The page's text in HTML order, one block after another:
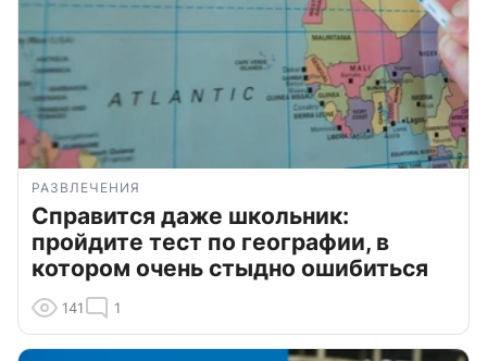
РАЗВЛЕЧЕНИЯ
Справится даже школьник:
пройдите тест по географии, в
котором очень стыдно ошибиться
141 1